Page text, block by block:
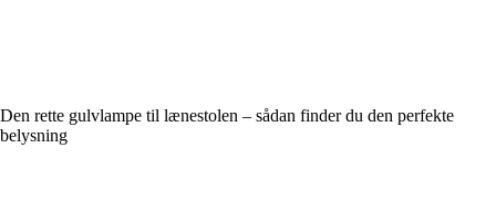
Den rette gulvlampe til lænestolen – sådan finder du den perfekte
belysning